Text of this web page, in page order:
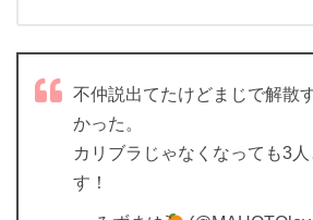
不仲説出てたけどまじで解散
かった。
カリブラじゃなくなっても3
す！